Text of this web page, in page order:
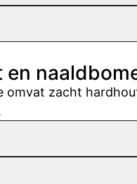
en
omvat zacht